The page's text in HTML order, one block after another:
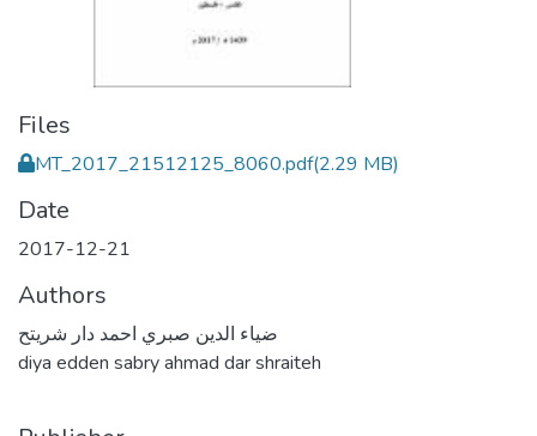
Files
MT_2017_21512125_8060.pdf(2.29 MB)
Date
2017-12-21
Authors
ضياء الدين صبري احمد دار شريتح
diya edden sabry ahmad dar shraiteh